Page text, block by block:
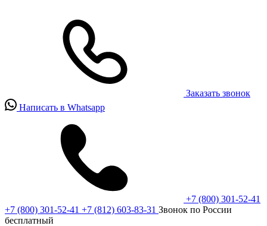
Заказать звонок
Написать в Whatsapp
+7 (800) 301-52-41
+7 (800) 301-52-41 +7 (812) 603-83-31 Звонок по России
бесплатный